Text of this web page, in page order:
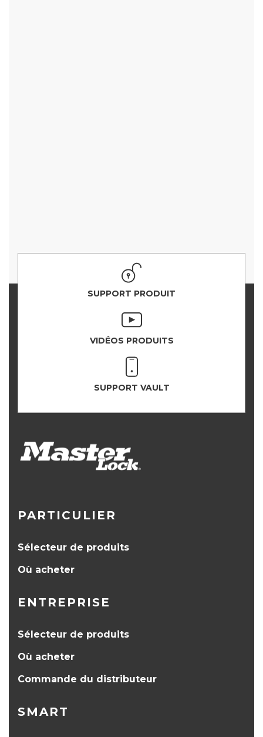
SUPPORT PRODUIT
VIDÉOS PRODUITS
SUPPORT VAULT
PARTICULIER
Sélecteur de produits
Où acheter
ENTREPRISE
Sélecteur de produits
Où acheter
Commande du distributeur
SMART